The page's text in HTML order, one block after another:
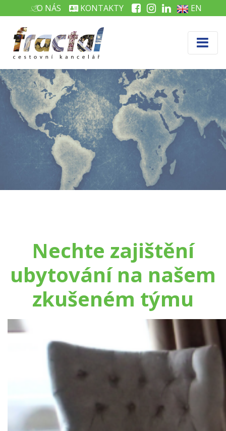
O NÁS KONTAKTY EN
Nechte zajištění
ubytování na našem
zkušeném týmu